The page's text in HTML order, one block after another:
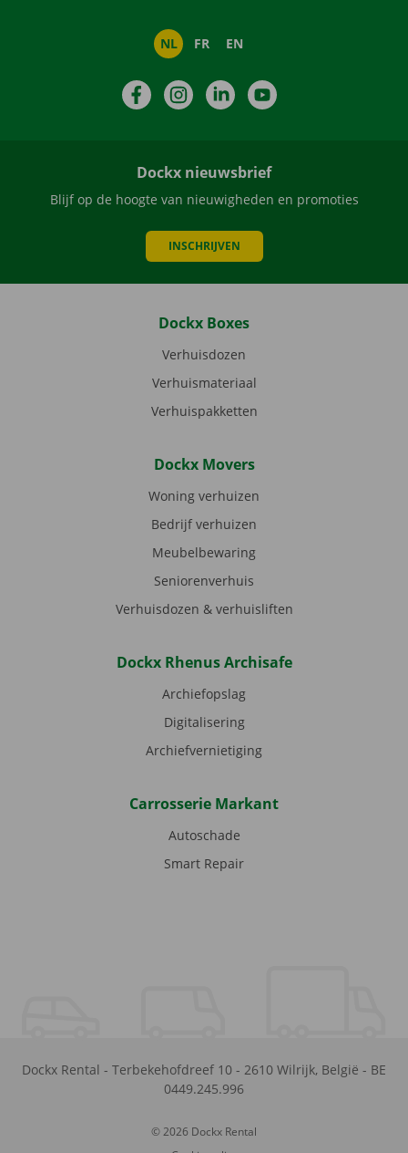
NL FR EN
FacebookInstagramLinkedIn
Dockx nieuwsbrief
Blijf op de hoogte van nieuwigheden en promoties
INSCHRIJVEN
Dockx Boxes
Verhuisdozen
Verhuismateriaal
Verhuispakketten
Dockx Movers
Woning verhuizen
Bedrijf verhuizen
Meubelbewaring
Seniorenverhuis
Verhuisdozen & verhuisliften
Dockx Rhenus Archisafe
Archiefopslag
Digitalisering
Archiefvernietiging
Carrosserie Markant
Autoschade
Smart Repair
Dockx Rental - Terbekehofdreef 10 - 2610 Wilrijk, België - BE
0449.245.996
© 2026 Dockx Rental